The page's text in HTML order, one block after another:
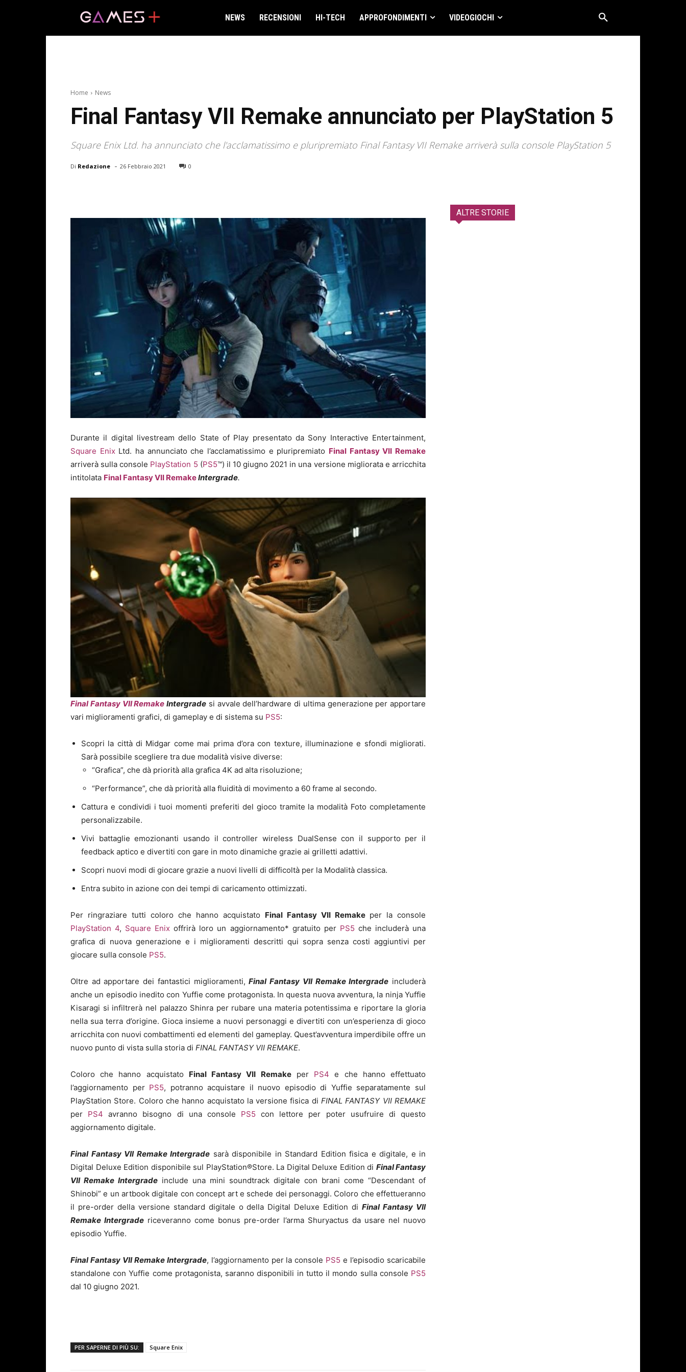
NEWS RECENSIONI HI-TECH APPROFONDIMENTI VIDEOGIOCHI
Home News
Final Fantasy VII Remake annunciato per PlayStation 5
Square Enix Ltd. ha annunciato che l'acclamatissimo e pluripremiato Final Fantasy VII Remake arriverà sulla console PlayStation 5
Di Redazione - 26 Febbraio 2021 0
Durante il digital livestream dello State of Play presentato da Sony Interactive Entertainment,
Square EnixLtd. ha annunciato che l’acclamatissimo e pluripremiato Final Fantasy VII Remake
arriverà sulla console PlayStation 5 (PS5™) il 10 giugno 2021 in una versione migliorata e arricchita
intitolata Final Fantasy VII RemakeIntergrade.
Final Fantasy VII Remake Intergrade si avvale dell’hardware di ultima generazione per apportare
vari miglioramenti grafici, di gameplay e di sistema su PS5:
Scopri la città di Midgar come mai prima d’ora con texture, illuminazione e sfondi migliorati.
Sarà possibile scegliere tra due modalità visive diverse:
“Grafica”, che dà priorità alla grafica 4K ad alta risoluzione;
“Performance”, che dà priorità alla fluidità di movimento a 60 frame al secondo.
Cattura e condividi i tuoi momenti preferiti del gioco tramite la modalità Foto completamente
personalizzabile.
Vivi battaglie emozionanti usando il controller wireless DualSense con il supporto per il
feedback aptico e divertiti con gare in moto dinamiche grazie ai grilletti adattivi.
Scopri nuovi modi di giocare grazie a nuovi livelli di difficoltà per la Modalità classica.
Entra subito in azione con dei tempi di caricamento ottimizzati.
Per ringraziare tutti coloro che hanno acquistato Final Fantasy VII Remake per la console
PlayStation 4, Square Enix offrirà loro un aggiornamento* gratuito per PS5 che includerà una
grafica di nuova generazione e i miglioramenti descritti qui sopra senza costi aggiuntivi per
giocare sulla console PS5.
Oltre ad apportare dei fantastici miglioramenti,Final Fantasy VII RemakeIntergrade includerà
anche un episodio inedito con Yuffie come protagonista. In questa nuova avventura, la ninja Yuffie
Kisaragi si infiltrerà nel palazzo Shinra per rubare una materia potentissima e riportare la gloria
nella sua terra d’origine. Gioca insieme a nuovi personaggi e divertiti con un’esperienza di gioco
arricchita con nuovi combattimenti ed elementi del gameplay. Quest’avventura imperdibile offre un
nuovo punto di vista sulla storia di FINAL FANTASY VII REMAKE.
Coloro che hanno acquistato Final Fantasy VII Remakeper PS4 e che hanno effettuato
l’aggiornamento per PS5, potranno acquistare il nuovo episodio di Yuffie separatamente sul
PlayStation Store. Coloro che hanno acquistato la versione fisica diFINAL FANTASY VII REMAKE
per PS4 avranno bisogno di una console PS5 con lettore per poter usufruire di questo
aggiornamento digitale.
Final Fantasy VII RemakeIntergrade sarà disponibile in Standard Edition fisica e digitale, e in
Digital Deluxe Edition disponibile sul PlayStation®Store. La Digital Deluxe Edition di Final Fantasy
VII Remake Intergrade include una mini soundtrack digitale con brani come “Descendant of
Shinobi” e un artbook digitale con concept art e schede dei personaggi. Coloro che effettueranno
il pre-order della versione standard digitale o della Digital Deluxe Edition diFinal Fantasy VII
Remake Intergrade riceveranno come bonus pre-order l’arma Shuryactus da usare nel nuovo
episodio Yuffie.
Final Fantasy VII RemakeIntergrade, l’aggiornamento per la console PS5 e l’episodio scaricabile
standalone con Yuffie come protagonista, saranno disponibili in tutto il mondo sulla console PS5
dal 10 giugno 2021.
PER SAPERNE DI PIÙ SU: Square Enix
ALTRE STORIE